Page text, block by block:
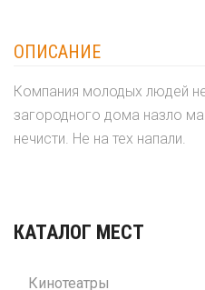
ОПИСАНИЕ
Компания молодых людей
загородного дома назло
нечисти. Не на тех напали.
КАТАЛОГ МЕСТ
Кинотеатры